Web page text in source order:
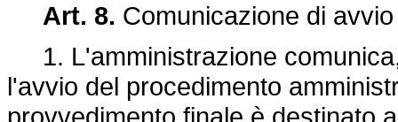
Art. 8. Comunicazione di
1. L'amministrazione
l'avvio del procedimento